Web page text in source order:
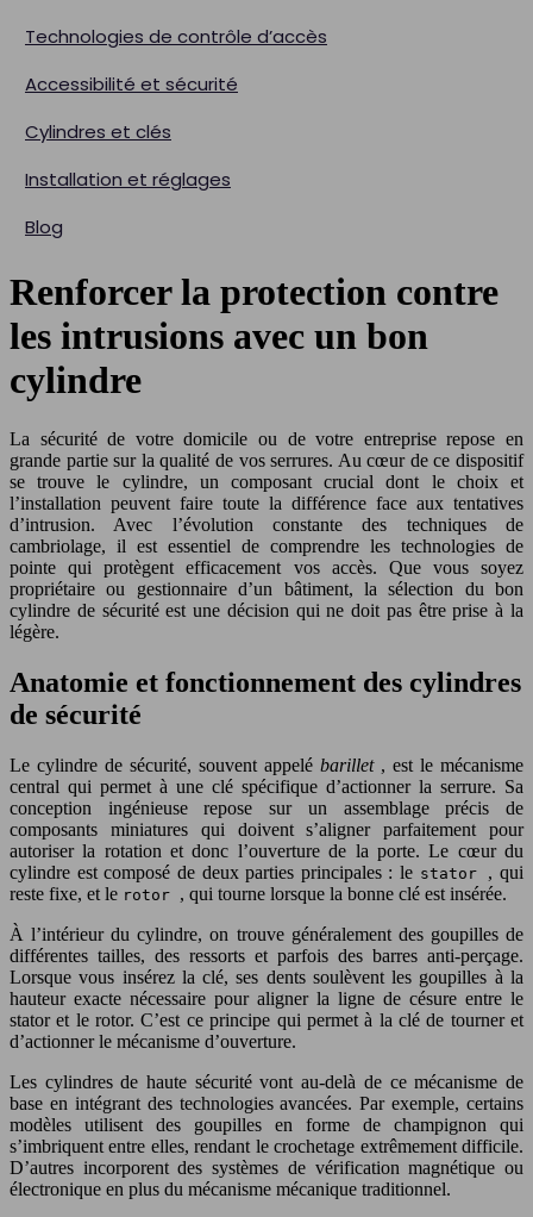
Technologies de contrôle d’accès
Accessibilité et sécurité
Cylindres et clés
Installation et réglages
Blog
Renforcer la protection contre
les intrusions avec un bon
cylindre
La sécurité de votre domicile ou de votre entreprise repose en
grande partie sur la qualité de vos serrures. Au cœur de ce dispositif
se trouve le cylindre, un composant crucial dont le choix et
l’installation peuvent faire toute la différence face aux tentatives
d’intrusion. Avec l’évolution constante des techniques de
cambriolage, il est essentiel de comprendre les technologies de
pointe qui protègent efficacement vos accès. Que vous soyez
propriétaire ou gestionnaire d’un bâtiment, la sélection du bon
cylindre de sécurité est une décision qui ne doit pas être prise à la
légère.
Anatomie et fonctionnement des cylindres
de sécurité
Le cylindre de sécurité, souvent appelé barillet , est le mécanisme
central qui permet à une clé spécifique d’actionner la serrure. Sa
conception ingénieuse repose sur un assemblage précis de
composants miniatures qui doivent s’aligner parfaitement pour
autoriser la rotation et donc l’ouverture de la porte. Le cœur du
cylindre est composé de deux parties principales : le stator , qui
reste fixe, et le rotor , qui tourne lorsque la bonne clé est insérée.
À l’intérieur du cylindre, on trouve généralement des goupilles de
différentes tailles, des ressorts et parfois des barres anti-perçage.
Lorsque vous insérez la clé, ses dents soulèvent les goupilles à la
hauteur exacte nécessaire pour aligner la ligne de césure entre le
stator et le rotor. C’est ce principe qui permet à la clé de tourner et
d’actionner le mécanisme d’ouverture.
Les cylindres de haute sécurité vont au-delà de ce mécanisme de
base en intégrant des technologies avancées. Par exemple, certains
modèles utilisent des goupilles en forme de champignon qui
s’imbriquent entre elles, rendant le crochetage extrêmement difficile.
D’autres incorporent des systèmes de vérification magnétique ou
électronique en plus du mécanisme mécanique traditionnel.